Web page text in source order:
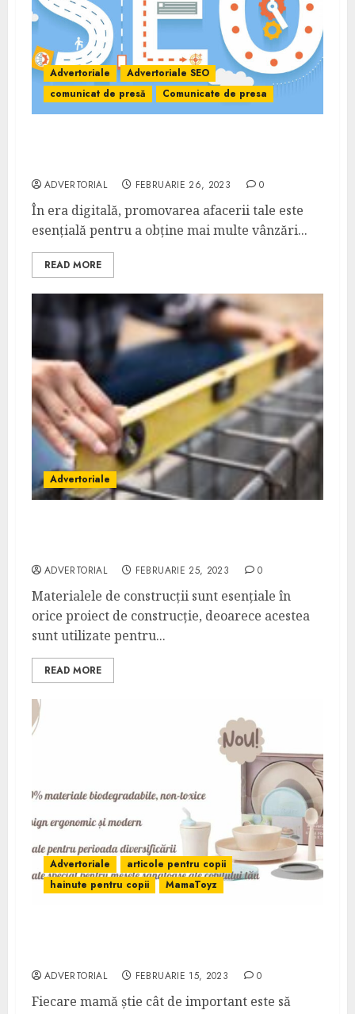
Advertoriale
Advertoriale SEO
comunicat de presă
Comunicate de presa
ADVERTORIAL FEBRUARIE 26, 2023 0
În era digitală, promovarea afacerii tale este
esențială pentru a obține mai multe vânzări...
READ MORE
Advertoriale
ADVERTORIAL FEBRUARIE 25, 2023 0
Materialele de construcții sunt esențiale în
orice proiect de construcție, deoarece acestea
sunt utilizate pentru...
READ MORE
Advertoriale
articole pentru copii
hainute pentru copii
MamaToyz
ADVERTORIAL FEBRUARIE 15, 2023 0
Fiecare mamă știe cât de important este să